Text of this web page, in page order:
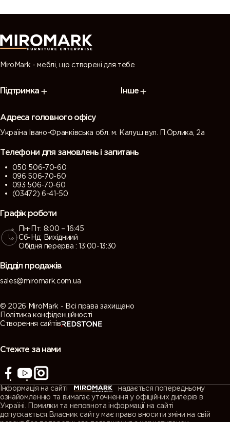
MiroMark - меблі, що створені для тебе
Підтримка Інше
Адреса головного офісу
Україна Івано-Франківська обл. м. Калуш вул. П.Орлика, 2а
Телефони для замовлень і запитань
050 506-70-60
096 506-70-60
093 506-70-60
(03472) 6-41-50
Графік роботи
Пн-Пт: 8:00 – 16:45
Сб-Нд: Вихідниий
Обідня перерва : 13:00-13:30
Відділ продажів
sales@miromark.com.ua
© 2026 MiroMark - Всі права захищено
Політика конфіденційності
Створення сайтів
Стежте за нами
Інформація на сайті
надається попередньому
ознайомленню та вимагає уточнення у офіційних дилерів в
Україні. Помилки та неповнота інформації на сайті
допускається.Власник сайту має право вносити зміни на свій